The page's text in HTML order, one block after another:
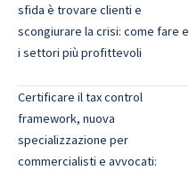
sfida è trovare clienti e
scongiurare la crisi: come fare e
i settori più profittevoli
Certificare il tax control
framework, nuova
specializzazione per
commercialisti e avvocati: